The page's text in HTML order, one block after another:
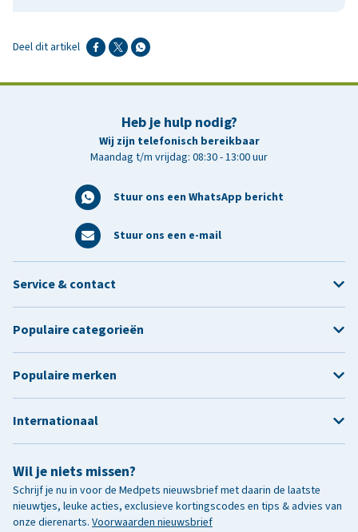
Deel dit artikel
Heb je hulp nodig?
Wij zijn telefonisch bereikbaar
Maandag t/m vrijdag: 08:30 - 13:00 uur
Stuur ons een WhatsApp bericht
Stuur ons een e-mail
Wil je niets missen?
Schrijf je nu in voor de Medpets nieuwsbrief met daarin de laatste
nieuwtjes, leuke acties, exclusieve kortingscodes en tips & advies van
onze dierenarts. Voorwaarden nieuwsbrief
Service & contact
Populaire categorieën
Populaire merken
Internationaal